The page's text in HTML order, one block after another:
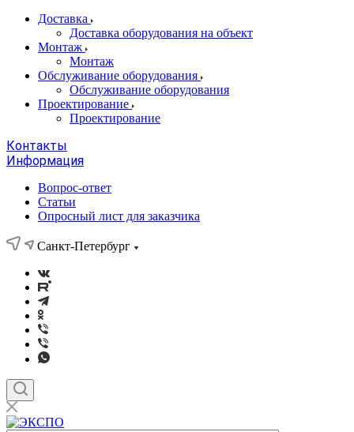
Доставка
Доставка оборудования на объект
Монтаж
Монтаж
Обслуживание оборудования
Обслуживание оборудования
Проектирование
Проектирование
Контакты
Информация
Вопрос-ответ
Статьи
Опросный лист для заказчика
Санкт-Петербург